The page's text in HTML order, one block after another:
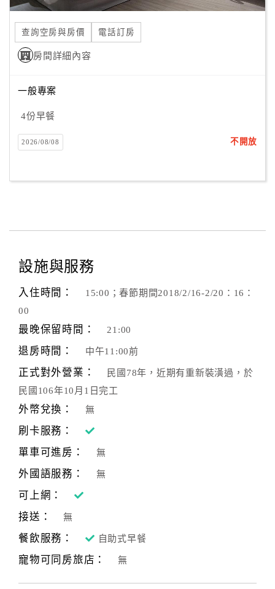
合
作
提
案
店
作
作
旅
伴
品
宣
傳
查詢空房與房價 電話訂房
房間詳細內容
一般專案
4份早餐
2026/08/08 不開放
設施與服務
入住時間：
15:00；春節期間2018/2/16-2/20：16：
00
最晚保留時間： 21:00
退房時間： 中午11:00前
正式對外營業：
民國78年，近期有重新裝潢過，於
民國106年10月1日完工
外幣兌換： 無
刷卡服務：
單車可進房：
無
外國語服務： 無
可上網：
接送：
無
餐飲服務： 自助式早餐
寵物可同房旅店： 無